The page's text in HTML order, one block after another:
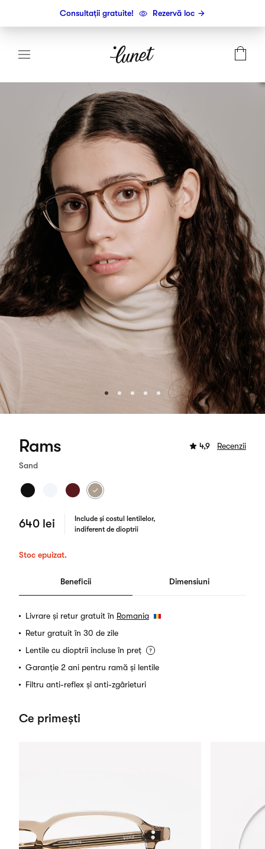
Consultații gratuite! Rezervă loc
Rams 4,9 Recenzii
Sand
640 lei
Include și costul lentilelor,
indiferent de dioptrii
Stoc epuizat.
Beneficii Dimensiuni
Livrare și retur gratuit în Romania
Retur gratuit în 30 de zile
Lentile cu dioptrii incluse în preț
Garanție 2 ani pentru ramă și lentile
Filtru anti-reflex și anti-zgârieturi
Ce primești